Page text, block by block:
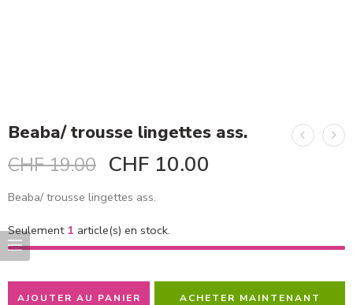
Beaba/ trousse lingettes ass.
CHF19.00 CHF 10.00
Beaba/ trousse lingettes ass.
Seulement 1 article(s) en stock.
AJOUTER AU PANIER ACHETER MAINTENANT